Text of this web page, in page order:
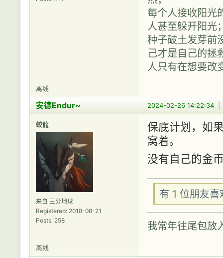
每个人接收阳光
人甚至躲开阳光
种子破土发芽前
己才是自己的拯
人只有在想要改
离线
2024-02-26 14:22:34
安德Endur~
蛟龍
来自 三分地球
Registered: 2018-08-21
Posts: 258
保底计划，如
窝着。
没有自己的金
有 1 位朋友
我常年往尾包放
离线